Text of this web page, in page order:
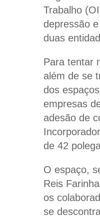
Trabalho
depressão
duas
Para tentar
além de se
dos
empresas
adesão de
de 42
O espaço,
Reis
os
se